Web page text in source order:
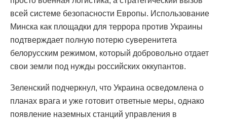
всей системе безопасности Европы. Использование
Минска как площадки для террора против Украины
подтверждает полную потерю суверенитета
белорусским режимом, который добровольно отдает
свои земли под нужды российских оккупантов.
Зеленский подчеркнул, что Украина осведомлена о
планах врага и уже готовит ответные меры, однако
появление наземных станций управления в